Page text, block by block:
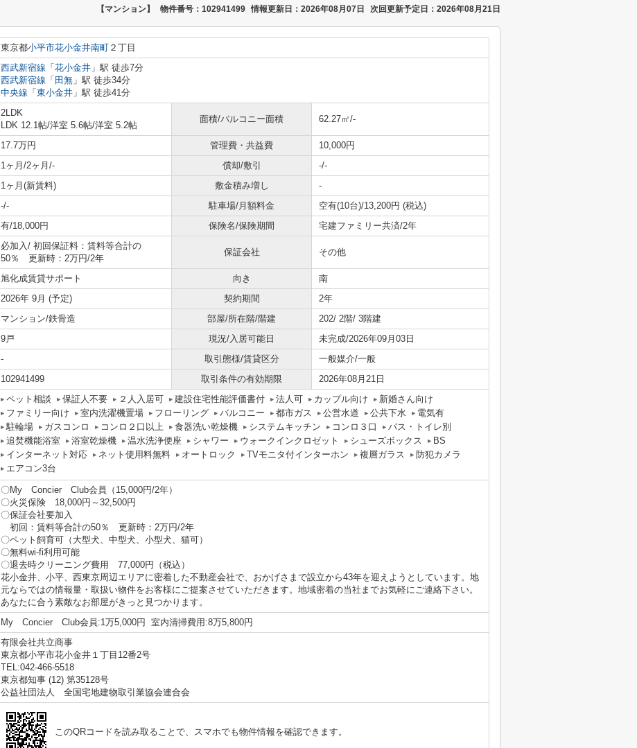
【マンション】 物件番号：102941499 情報更新日：2026年08月07日 次回更新予定日：2026年08月21日
東京都小平市花小金井南町 ２丁目
西武新宿線 「 花小金井 」駅 徒歩7分
西武新宿線 「 田無 」駅 徒歩34分
中央線 「 東小金井 」駅 徒歩41分
2LDK
LDK 12.1帖/洋室 5.6帖/洋室 5.2帖
面積/バルコニー面積 62.27㎡/-
17.7万円 管理費・共益費
10,000円
1ヶ月/2ヶ月/- 償却/敷引
-/-
1ヶ月(新賃料) 敷金積み増し
-
-/- 駐車場/月額料金
空有(10台)/13,200円 (税込)
有/18,000円 保険名/保険期間 宅建ファミリー共済/2年
必加入/ 初回保証料：賃料等合計の
50％ 更新時：2万円/2年
保証会社 その他
旭化成賃貸サポート 向き
南
2026年 9月 (予定) 契約期間
2年
マンション/鉄骨造 部屋/所在階/階建
202/ 2階/ 3階建
9戸 現況/入居可能日
未完成/2026年09月03日
- 取引態様/賃貸区分
一般媒介/一般
102941499 取引条件の有効期限 2026年08月21日
ペット相談 保証人不要 ２人入居可 建設住宅性能評価書付 法人可 カップル向け
新婚さん向け
ファミリー向け
室内洗濯機置場 フローリング バルコニー 都市ガス 公営水道 公共下水
電気有
駐輪場
ガスコンロ コンロ２口以上 食器洗い乾燥機 システムキッチン コンロ３口
バス・トイレ別
追焚機能浴室
浴室乾燥機 温水洗浄便座 シャワー ウォークインクロゼット シューズボックス
BS
インターネット対応
ネット使用料無料 オートロック TVモニタ付インターホン 複層ガラス
防犯カメラ
エアコン3台
〇My Concier Club会員（15,000円/2年）
〇火災保険 18,000円～32,500円
〇保証会社要加入
初回：賃料等合計の50％ 更新時：2万円/2年
〇ペット飼育可（大型犬、中型犬、小型犬、猫可）
〇無料wi-fi利用可能
〇退去時クリーニング費用 77,000円（税込）
花小金井、小平、西東京周辺エリアに密着した不動産会社で、おかげさまで設立から43年を迎えようとしています。地
元ならではの情報量・取扱い物件をお客様にご提案させていただきます。地域密着の当社までお気軽にご連絡下さい。
あなたに合う素敵なお部屋がきっと見つかります。
My Concier Club会員:1万5,000円 室内清掃費用:8万5,800円
有限会社共立商事
東京都小平市花小金井１丁目12番2号
TEL:042-466-5518
東京都知事 (12) 第35128号
公益社団法人 全国宅地建物取引業協会連合会
このQRコードを読み取ることで、スマホでも物件情報を確認できます。